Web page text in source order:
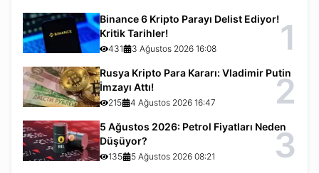
Binance 6 Kripto Parayı Delist Ediyor!
Kritik Tarihler!
431 3 Ağustos 2026 16:08 1
Rusya Kripto Para Kararı: Vladimir Putin
İmzayı Attı!
215 4 Ağustos 2026 16:47 2
5 Ağustos 2026: Petrol Fiyatları Neden
Düşüyor?
135 5 Ağustos 2026 08:21 3